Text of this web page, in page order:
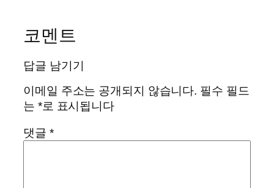
코멘트
답글 남기기
이메일 주소는 공개되지 않습니다. 필수 필드
는 *로 표시됩니다
댓글 *